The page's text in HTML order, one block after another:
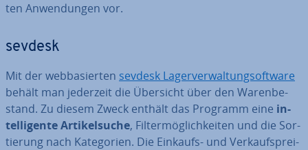
ten An­wen­dun­gen vor.
sevdesk
Mit der web­ba­sier­ten sevdesk La­ger­ver­wal­tung­s­oft­ware
behält man jederzeit die Übersicht über den Wa­ren­be­
stand. Zu diesem Zweck enthält das Programm eine in­
tel­li­gen­te Ar­ti­kel­su­che, Fil­ter­mög­lich­kei­ten und die Sor­
tie­rung nach Ka­te­go­rien. Die Einkaufs- und Ver­kaufs­prei­